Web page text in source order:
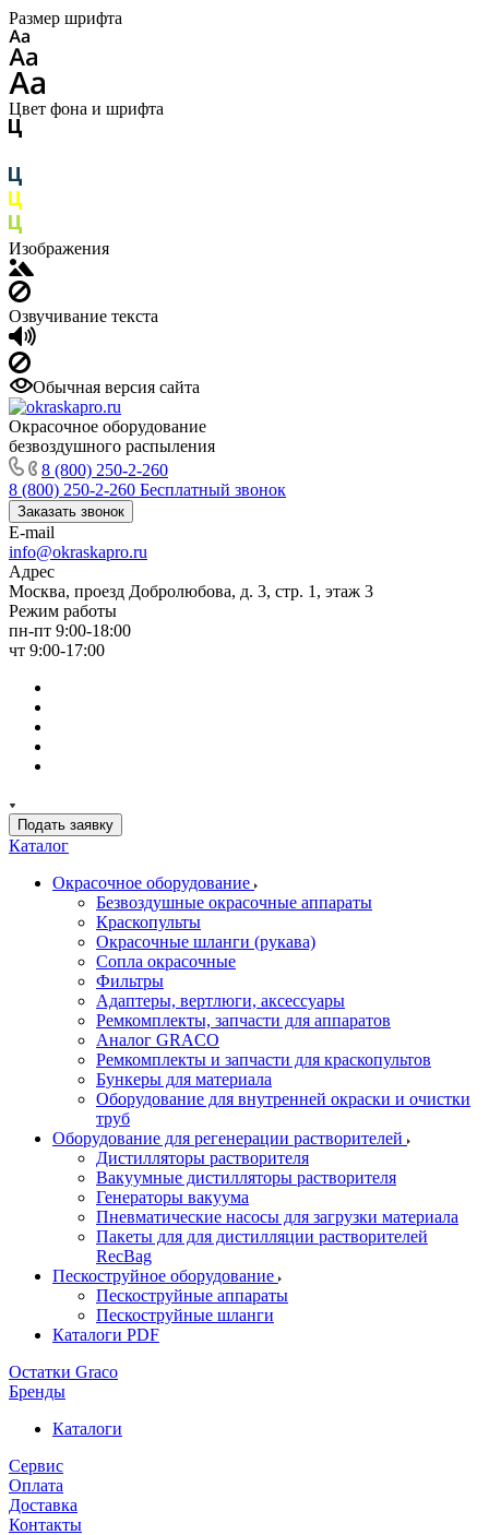
Размер шрифта
Цвет фона и шрифта
Изображения
Озвучивание текста
Обычная версия сайта
Окрасочное оборудование
безвоздушного распыления
8 (800) 250-2-260
8 (800) 250-2-260 Бесплатный звонок
Заказать звонок
E-mail
info@okraskapro.ru
Адрес
Москва, проезд Добролюбова, д. 3, стр. 1, этаж 3
Режим работы
пн-пт 9:00-18:00
чт 9:00-17:00
Подать заявку
Каталог
Окрасочное оборудование
Безвоздушные окрасочные аппараты
Краскопульты
Окрасочные шланги (рукава)
Сопла окрасочные
Фильтры
Адаптеры, вертлюги, аксессуары
Ремкомплекты, запчасти для аппаратов
Аналог GRACO
Ремкомплекты и запчасти для краскопультов
Бункеры для материала
Оборудование для внутренней окраски и очистки
труб
Оборудование для регенерации растворителей
Дистилляторы растворителя
Вакуумные дистилляторы растворителя
Генераторы вакуума
Пневматические насосы для загрузки материала
Пакеты для для дистилляции растворителей
RecBag
Пескоструйное оборудование
Пескоструйные аппараты
Пескоструйные шланги
Каталоги PDF
Остатки Graco
Бренды
Каталоги
Сервис
Оплата
Доставка
Контакты